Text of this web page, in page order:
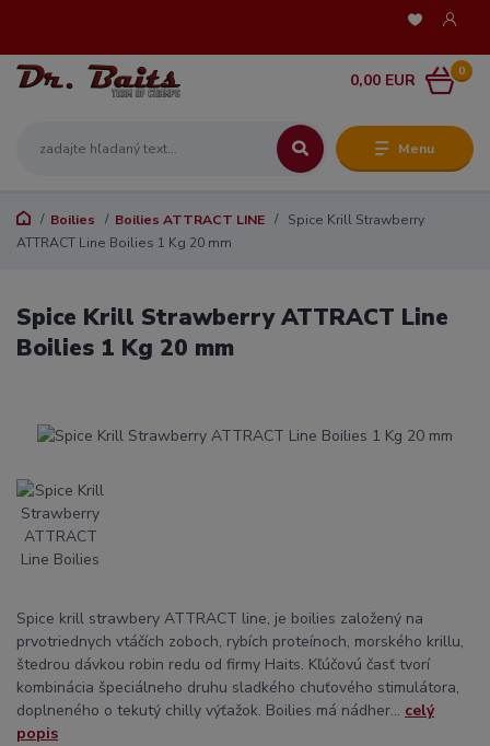
Menu
0
0,00 EUR
Boilies Boilies ATTRACT LINE
Spice Krill Strawberry
ATTRACT Line Boilies 1 Kg 20 mm
Spice Krill Strawberry ATTRACT Line
Boilies 1 Kg 20 mm
Spice krill strawbery ATTRACT line, je boilies založený na
prvotriednych vtáčích zoboch, rybích proteínoch, morského krillu,
štedrou dávkou robin redu od firmy Haits. Kľúčovú časť tvorí
kombinácia špeciálneho druhu sladkého chuťového stimulátora,
doplneného o tekutý chilly výťažok. Boilies má nádher... celý
popis